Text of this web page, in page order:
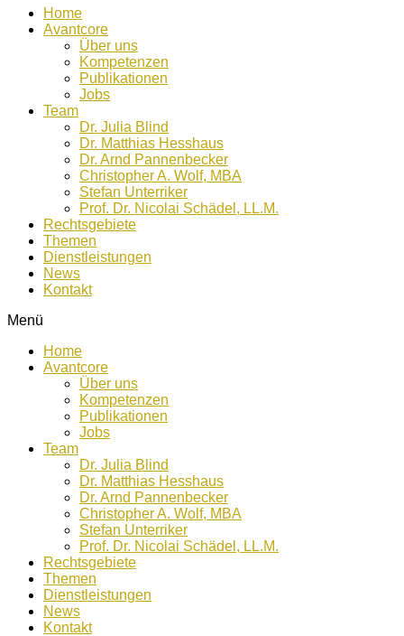
Home
Avantcore
Über uns
Kompetenzen
Publikationen
Jobs
Team
Dr. Julia Blind
Dr. Matthias Hesshaus
Dr. Arnd Pannenbecker
Christopher A. Wolf, MBA
Stefan Unterriker
Prof. Dr. Nicolai Schädel, LL.M.
Rechtsgebiete
Themen
Dienstleistungen
News
Kontakt
Menü
Home
Avantcore
Über uns
Kompetenzen
Publikationen
Jobs
Team
Dr. Julia Blind
Dr. Matthias Hesshaus
Dr. Arnd Pannenbecker
Christopher A. Wolf, MBA
Stefan Unterriker
Prof. Dr. Nicolai Schädel, LL.M.
Rechtsgebiete
Themen
Dienstleistungen
News
Kontakt